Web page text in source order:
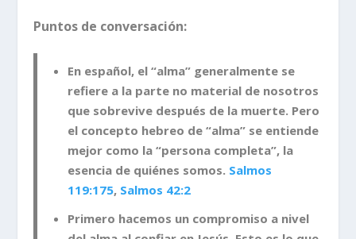
Puntos de conversación:
En español, el “alma” generalmente se
refiere a la parte no material de nosotros
que sobrevive después de la muerte. Pero
el concepto hebreo de “alma” se entiende
mejor como la “persona completa”, la
esencia de quiénes somos. Salmos
119:175, Salmos 42:2
Primero hacemos un compromiso a nivel